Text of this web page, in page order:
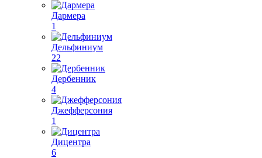
Дармера
1
Дельфиниум
22
Дербенник
4
Джефферсония
1
Дицентра
6